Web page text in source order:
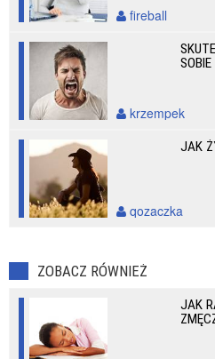
fireball
krzempek
JAK
qozaczka
ZOBACZ RÓWNIEŻ
JAK